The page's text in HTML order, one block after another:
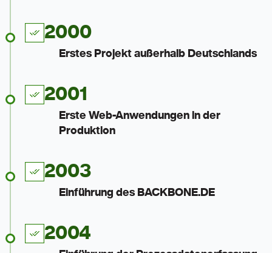
2000
Erstes Projekt außerhalb Deutschlands
2001
Erste Web-Anwendungen in der
Produktion
2003
Einführung des BACKBONE.DE
2004